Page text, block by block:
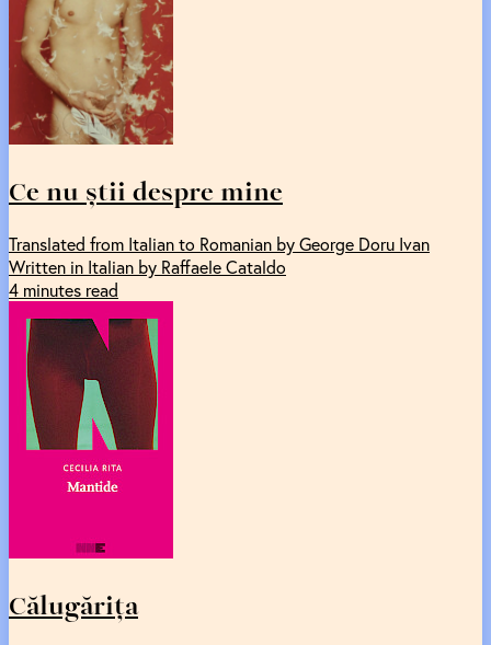
Ce nu știi despre mine
Translated from Italian to Romanian by George Doru Ivan
Written in Italian by Raffaele Cataldo
4 minutes read
Călugărița